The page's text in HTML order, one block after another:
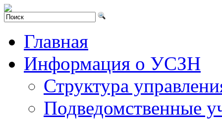
Главная
Информация о УСЗН
Структура
Подведомственные